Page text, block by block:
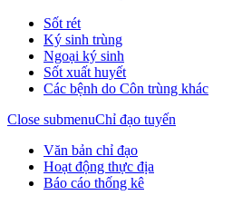
Sốt rét
Ký sinh trùng
Ngoại ký sinh
Sốt xuất huyết
Các bệnh do Côn trùng khác
Close submenuChỉ đạo tuyến
Văn bản chỉ đạo
Hoạt động thực địa
Báo cáo thống kê